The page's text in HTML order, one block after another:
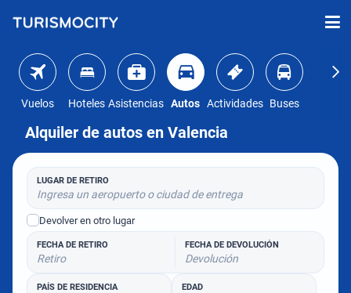
Vuelos Hoteles Asistencias Autos Actividades Buses
Alquiler de autos en Valencia
LUGAR DE RETIRO
Ingresa un aeropuerto o ciudad de entrega
Devolver en otro lugar
FECHA DE RETIRO
Retiro
FECHA DE DEVOLUCIÓN
Devolución
PAÍS DE RESIDENCIA EDAD